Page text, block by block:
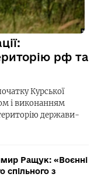
рф та
Курської
і виконанням
територію держави-
Ращук: «Воєнні
спільного з